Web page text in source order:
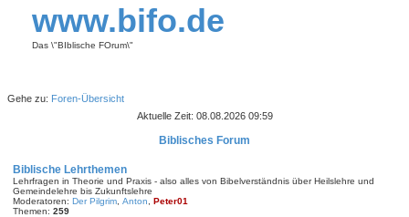
www.bifo.de
Das \"BIblische FOrum\"
Gehe zu: Foren-Übersicht
Aktuelle Zeit: 08.08.2026 09:59
Biblisches Forum
Biblische Lehrthemen
Lehrfragen in Theorie und Praxis - also alles von Bibelverständnis über Heilslehre und
Gemeindelehre bis Zukunftslehre
Moderatoren: Der Pilgrim Anton
Peter01
Themen: 259